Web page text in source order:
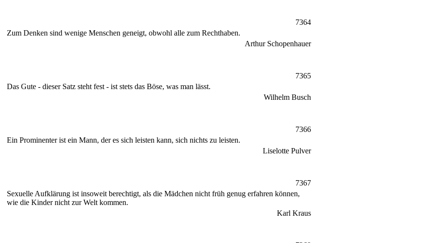
7364
Zum Denken sind wenige Menschen geneigt, obwohl alle zum Rechthaben.
Arthur Schopenhauer
7365
Das Gute - dieser Satz steht fest - ist stets das Böse, was man lässt.
Wilhelm Busch
7366
Ein Prominenter ist ein Mann, der es sich leisten kann, sich nichts zu leisten.
Liselotte Pulver
7367
Sexuelle Aufklärung ist insoweit berechtigt, als die Mädchen nicht früh genug erfahren können,
wie die Kinder nicht zur Welt kommen.
Karl Kraus